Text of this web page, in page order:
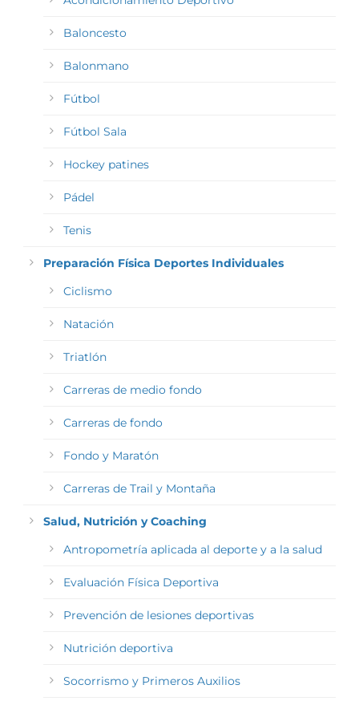
Baloncesto
Balonmano
Fútbol
Fútbol Sala
Hockey patines
Pádel
Tenis
Preparación Física Deportes Individuales
Ciclismo
Natación
Triatlón
Carreras de medio fondo
Carreras de fondo
Fondo y Maratón
Carreras de Trail y Montaña
Salud, Nutrición y Coaching
Antropometría aplicada al deporte y a la salud
Evaluación Física Deportiva
Prevención de lesiones deportivas
Nutrición deportiva
Socorrismo y Primeros Auxilios